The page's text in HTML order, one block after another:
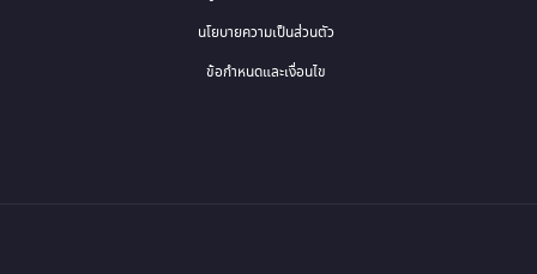
นโยบายความเป็นส่วนตัว
ข้อกำหนดและเงื่อนไข